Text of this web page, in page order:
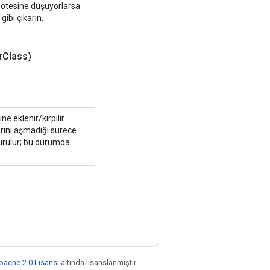
ötesine düşüyorlarsa
çıkarın.
Class)
eklenir/kırpılır.
aşmadığı sürece
bu durumda
2.0 Lisansı altında lisanslanmıştır.